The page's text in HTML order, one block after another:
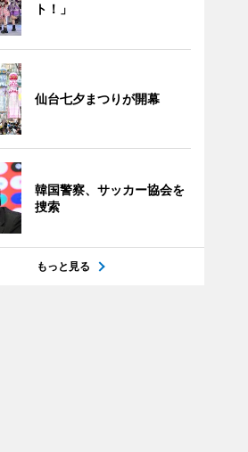
ト！」
仙台七夕まつりが開幕
韓国警察、サッカー協会を
捜索
もっと見る